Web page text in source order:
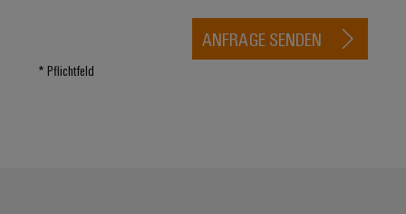
* Pflichtfeld
ANFRAGE SENDEN